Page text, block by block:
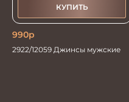
КУПИТЬ
990р
2922/12059 Джинсы мужские